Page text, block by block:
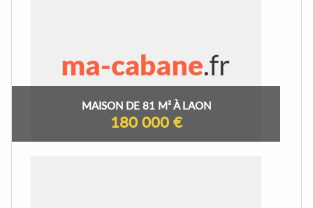
MAISON DE 81 M² À LAON
180 000 €